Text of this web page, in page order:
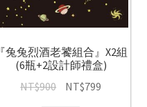
『兔兔烈酒老饕組合』X2組
(6瓶+2設計師禮盒)
NT$900 NT$799